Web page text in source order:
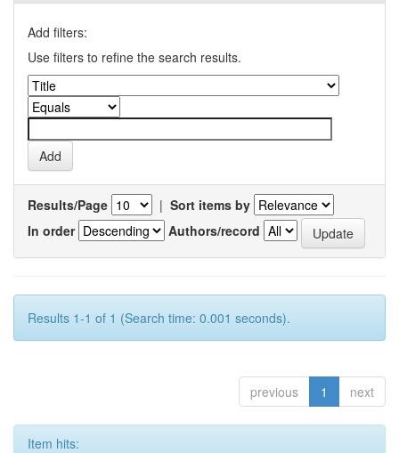
Add filters:
Use filters to refine the search results.
Results/Page | Sort items by
In order
Authors/record
Results 1-1 of 1 (Search time: 0.001 seconds).
previous 1 next
Item hits: